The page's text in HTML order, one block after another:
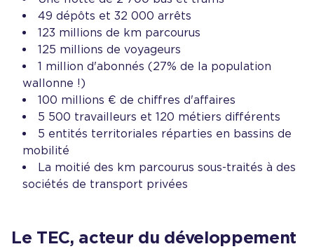
49 dépôts et 32 000 arrêts
123 millions de km parcourus
125 millions de voyageurs
1 million d'abonnés (27% de la population
wallonne !)
100 millions € de chiffres d'affaires
5 500 travailleurs et 120 métiers différents
5 entités territoriales réparties en bassins de
mobilité
La moitié des km parcourus sous-traités à des
sociétés de transport privées
Le TEC, acteur du développement